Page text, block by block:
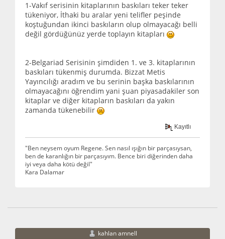
1-Vakıf serisinin kitaplarının baskıları teker teker
tükeniyor, İthaki bu aralar yeni telifler peşinde
koştuğundan ikinci baskıların olup olmayacağı belli
değil gördüğünüz yerde toplayın kitapları
2-Belgariad Serisinin şimdiden 1. ve 3. kitaplarının
baskıları tükenmiş durumda. Bizzat Metis
Yayıncılığı aradım ve bu serinin başka baskılarının
olmayacağını öğrendim yani şuan piyasadakiler son
kitaplar ve diğer kitapların baskıları da yakın
zamanda tükenebilir
Kayıtlı
"Ben neysem oyum Regene. Sen nasıl ışığın bir parçasıysan,
ben de karanlığın bir parçasıyım. Bence biri diğerinden daha
iyi veya daha kötü değil"
Kara Dalamar
kahlan amnell